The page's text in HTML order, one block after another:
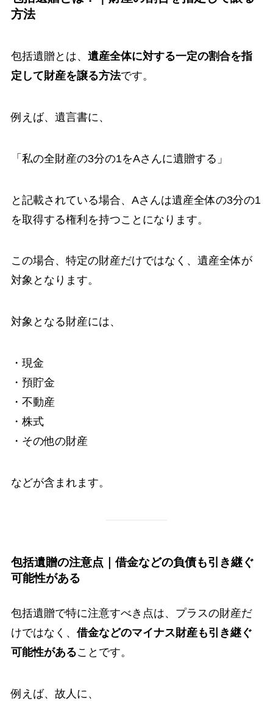
方法
包括遺贈とは、 遺産全体に対する一定の割合を指
定して財産を譲る方法です。
例えば、遺言書に、
「私の全財産の3分の1をAさんに遺贈する」
と記載されている場合、Aさんは遺産全体の3分の1
を取得する権利を持つことになります。
この場合、特定の財産だけではなく、遺産全体が
対象となります。
対象となる財産には、
・現金
・預貯金
・不動産
・株式
・その他の財産
などが含まれます。
包括遺贈の注意点｜借金などの負債も引き継ぐ
可能性がある
包括遺贈で特に注意すべき点は、プラスの財産だ
けではなく、 借金などのマイナス財産も引き継ぐ
可能性があることです。
例えば、故人に、